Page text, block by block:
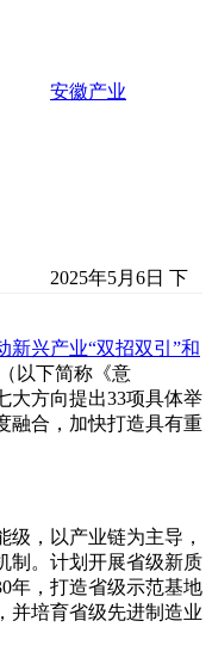
安徽产业
2025年5月6日 下
新兴产业“双招双引”和
以下简称《意
大方向提出33项具体举
融合，加快打造具有重
，以产业链为主导，
制。计划开展省级新质
年，打造省级示范基地
并培育省级先进制造业